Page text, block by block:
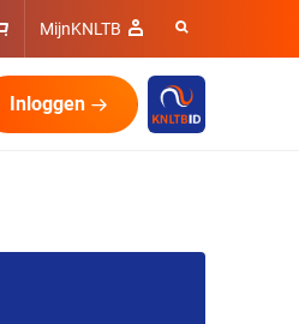
MijnKNLTB
Inloggen